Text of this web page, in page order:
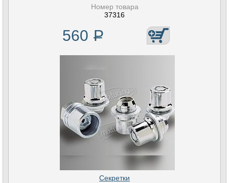
Номер товара
37316
560 Р
Секретки